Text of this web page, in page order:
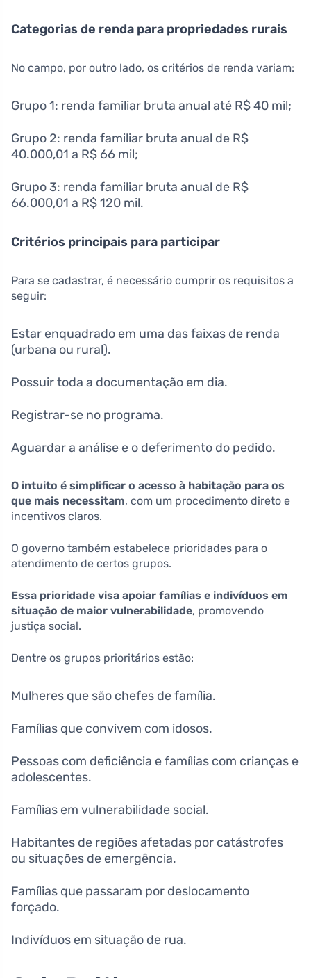
Categorias de renda para propriedades rurais
No campo, por outro lado, os critérios de renda variam:
Grupo 1: renda familiar bruta anual até R$ 40 mil;
Grupo 2: renda familiar bruta anual de R$
40.000,01 a R$ 66 mil;
Grupo 3: renda familiar bruta anual de R$
66.000,01 a R$ 120 mil.
Critérios principais para participar
Para se cadastrar, é necessário cumprir os requisitos a
seguir:
Estar enquadrado em uma das faixas de renda
(urbana ou rural).
Possuir toda a documentação em dia.
Registrar-se no programa.
Aguardar a análise e o deferimento do pedido.
O intuito é simplificar o acesso à habitação para os
que mais necessitam, com um procedimento direto e
incentivos claros.
O governo também estabelece prioridades para o
atendimento de certos grupos.
Essa prioridade visa apoiar famílias e indivíduos em
situação de maior vulnerabilidade, promovendo
justiça social.
Dentre os grupos prioritários estão:
Mulheres que são chefes de família.
Famílias que convivem com idosos.
Pessoas com deficiência e famílias com crianças e
adolescentes.
Famílias em vulnerabilidade social.
Habitantes de regiões afetadas por catástrofes
ou situações de emergência.
Famílias que passaram por deslocamento
forçado.
Indivíduos em situação de rua.